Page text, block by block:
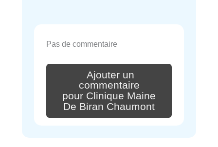
Pas de commentaire
Ajouter un
commentaire
pour Clinique Maine
De Biran Chaumont